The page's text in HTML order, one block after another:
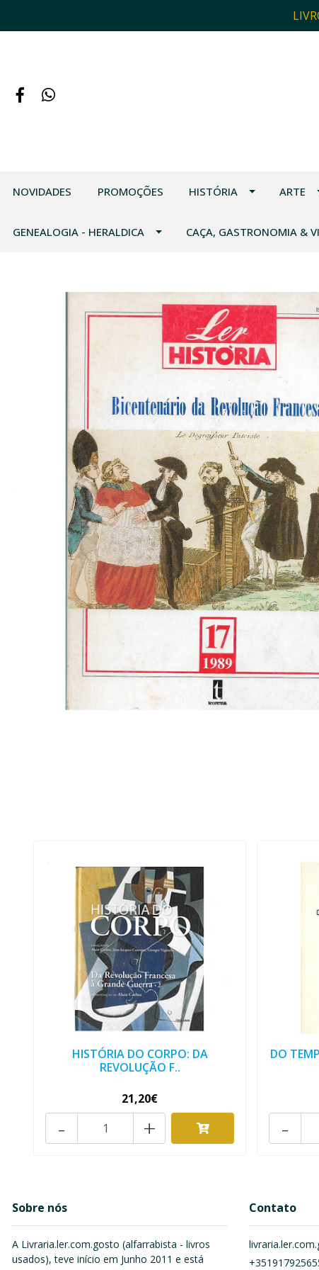
NOVIDADES PROMOÇÕES HISTÓRIA ARTE
GENEALOGIA - HERALDICA CAÇA, GASTRONOMIA &
HISTÓRIA DO CORPO: DA
REVOLUÇÃO F..
21,20€
+
-
DO
-
Sobre nós
A Livraria.ler.com.gosto (alfarrabista - livros
usados), teve início em Junho 2011 e está
Contato